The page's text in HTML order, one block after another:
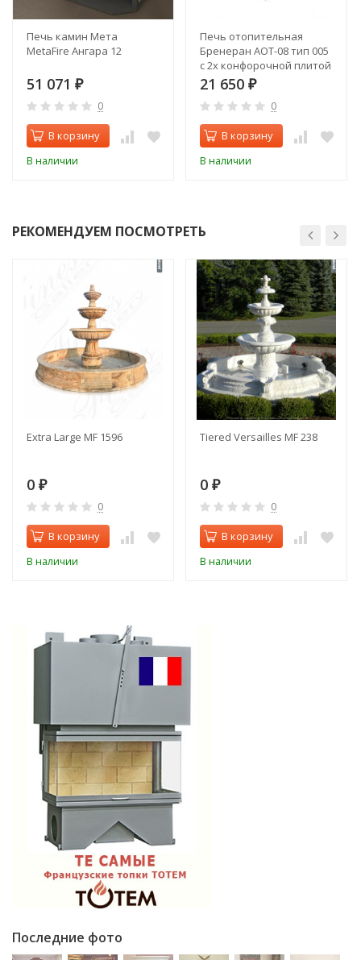
Печь камин Мета
MetaFire Ангара 12
51 071 ₽
0
В корзину
В наличии
Печь отопительная
Бренеран АОТ-08 тип 005
с 2х конфорочной плитой
21 650 ₽
0
В корзину
В наличии
РЕКОМЕНДУЕМ ПОСМОТРЕТЬ
Extra Large MF 1596
0 ₽
0
В корзину
В наличии
Tiered Versailles MF 238
0 ₽
0
В корзину
В наличии
Последние фото